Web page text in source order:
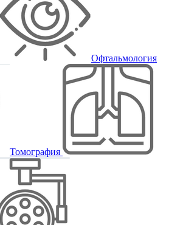
Офтальмология
Томография